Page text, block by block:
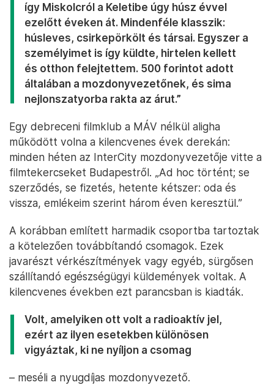
így Miskolcról a Keletibe úgy húsz évvel
ezelőtt éveken át. Mindenféle klasszik:
húsleves, csirkepörkölt és társai. Egyszer a
személyimet is így küldte, hirtelen kellett
és otthon felejtettem. 500 forintot adott
általában a mozdonyvezetőnek, és sima
nejlonszatyorba rakta az árut.”
Egy debreceni filmklub a MÁV nélkül aligha
működött volna a kilencvenes évek derekán:
minden héten az InterCity mozdonyvezetője vitte a
filmtekercseket Budapestről. „Ad hoc történt; se
szerződés, se fizetés, hetente kétszer: oda és
vissza, emlékeim szerint három éven keresztül.”
A korábban említett harmadik csoportba tartoztak
a kötelezően továbbítandó csomagok. Ezek
javarészt vérkészítmények vagy egyéb, sürgősen
szállítandó egészségügyi küldemények voltak. A
kilencvenes években ezt parancsban is kiadták.
Volt, amelyiken ott volt a radioaktív jel,
ezért az ilyen esetekben különösen
vigyáztak, ki ne nyíljon a csomag
– meséli a nyugdíjas mozdonyvezető.